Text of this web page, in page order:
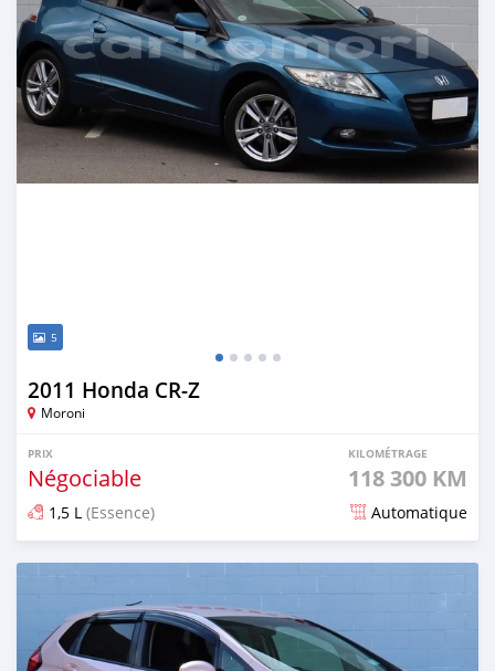
5
2011 Honda CR-Z
Moroni
PRIX
Négociable
KILOMÉTRAGE
118 300 KM
1,5 L (Essence) Automatique
Publié il y a plus d'un an